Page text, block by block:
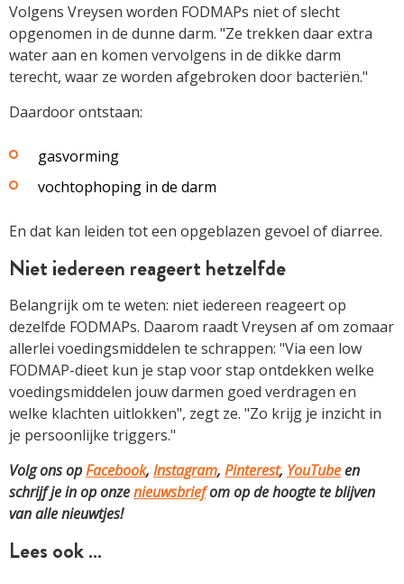
Volgens Vreysen worden FODMAPs niet of slecht
opgenomen in de dunne darm. "Ze trekken daar extra
water aan en komen vervolgens in de dikke darm
terecht, waar ze worden afgebroken door bacteriën."
Daardoor ontstaan:
gasvorming
vochtophoping in de darm
En dat kan leiden tot een opgeblazen gevoel of diarree.
Niet iedereen reageert hetzelfde
Belangrijk om te weten: niet iedereen reageert op
dezelfde FODMAPs. Daarom raadt Vreysen af om zomaar
allerlei voedingsmiddelen te schrappen: "Via een low
FODMAP-dieet kun je stap voor stap ontdekken welke
voedingsmiddelen jouw darmen goed verdragen en
welke klachten uitlokken", zegt ze. "Zo krijg je inzicht in
je persoonlijke triggers."
Volg ons opFacebook, Instagram, Pinterest, YouTubeen
schrijf je in op onzenieuwsbriefom op de hoogte te blijven
van alle nieuwtjes!
Lees ook …